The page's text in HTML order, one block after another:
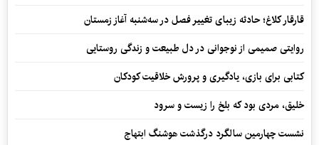
قارقار کلاغ؛ حادثه زیبای تغییر فصل در سه‌شنبه آغاز زمستان
روایتی صمیمی از نوجوانی در دل طبیعت و زندگی روستایی
کتابی برای بازی، یادگیری و پرورش خلاقیت کودکان
خلیق، مردی بود که بلخ را زیست و سرود
نشست چهارمین سالگرد درگذشت هوشنگ ابتهاج